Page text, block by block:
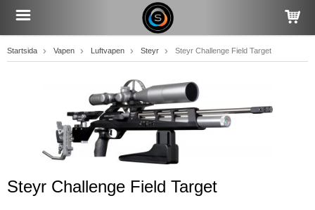
Startsida Vapen Luftvapen Steyr Steyr Challenge Field Target
Steyr Challenge Field Target